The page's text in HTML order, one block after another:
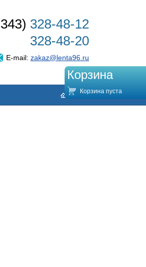
328-48-12
328-48-20
E-mail: zakaz@lenta96.ru
Корзина
Корзина пуста